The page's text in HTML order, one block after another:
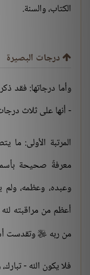
الكتاب، والسنة.
درجات البصيرة
وأما درجاتها: فقد
- أنها على ثلاث
المرتبة الأولى: ما
معرفةً صحيحة
وعبده، وعظمه،
أعظم من مراقبته
من ربه  وتقدست
فلا يكون الله -